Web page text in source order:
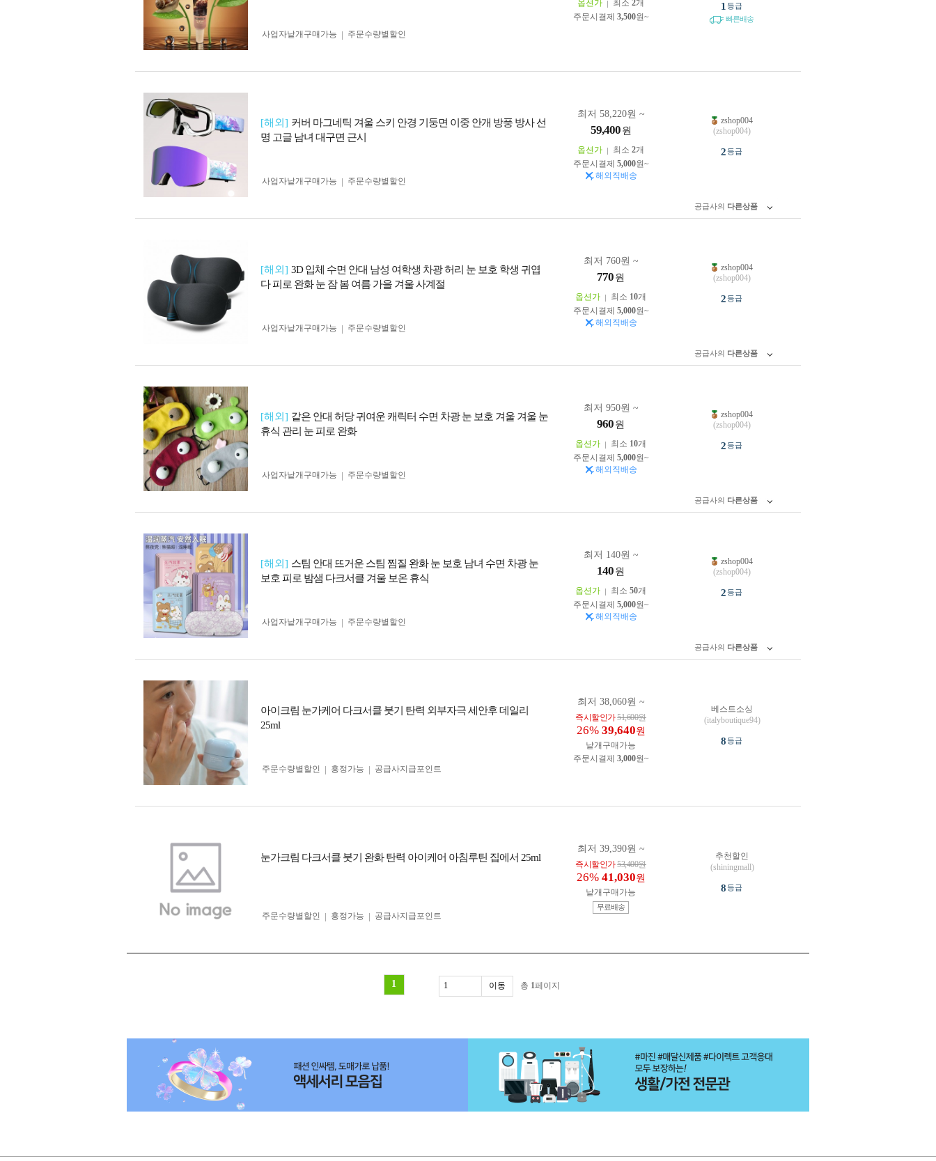
옵션가 최소 2개
주문시결제 3,500원~
사업자 낱개구매가능
주문수량별할인
1 등급
빠른배송
[해외] 커버 마그네틱 겨울 스키 안경 기둥면 이중 안개 방풍 방사 선
명 고글 남녀 대구면 근시
최저 58,220원 ~
59,400 원
옵션가 최소 2개
주문시결제 5,000원~
해외직배송
사업자 낱개구매가능 주문수량별할인
zshop004
(zshop004)
2등급
공급사의 다른상품
[해외] 3D 입체 수면 안대 남성 여학생 차광 허리 눈 보호 학생 귀엽
다 피로 완화 눈 잠 봄 여름 가을 겨울 사계절
최저 760원 ~
770 원
옵션가 최소 10개
주문시결제 5,000원~
해외직배송
사업자 낱개구매가능 주문수량별할인
zshop004
(zshop004)
2등급
공급사의 다른상품
[해외] 같은 안대 허당 귀여운 캐릭터 수면 차광 눈 보호 겨울 겨울 눈
휴식 관리 눈 피로 완화
최저 950원 ~
960 원
옵션가 최소 10개
주문시결제 5,000원~
해외직배송
사업자 낱개구매가능 주문수량별할인
zshop004
(zshop004)
2등급
공급사의 다른상품
[해외] 스팀 안대 뜨거운 스팀 찜질 완화 눈 보호 남녀 수면 차광 눈
보호 피로 밤샘 다크서클 겨울 보온 휴식
최저 140원 ~
140 원
옵션가 최소 50개
주문시결제 5,000원~
해외직배송
사업자 낱개구매가능 주문수량별할인
zshop004
(zshop004)
2등급
공급사의 다른상품
아이크림 눈가케어 다크서클 붓기 탄력 외부자극 세안후 데일리
25ml
최저 38,060원 ~
즉시할인가51,600원
26% 39,640원
낱개구매가능
주문시결제 3,000원~
주문수량별할인
흥정가능 공급사지급포인트
베스트소싱
(italyboutique94)
8등급
눈가크림 다크서클 붓기 완화 탄력 아이케어 아침루틴 집에서 25ml
최저 39,390원 ~
즉시할인가53,400원
26% 41,030원
낱개구매가능
무료배송
주문수량별할인 흥정가능 공급사지급포인트
추천할인
(shiningmall)
8등급
1 총 1페이지